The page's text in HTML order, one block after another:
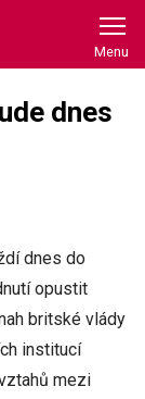
dnes
dnes do
opustit
britské vlády
institucí
mezi